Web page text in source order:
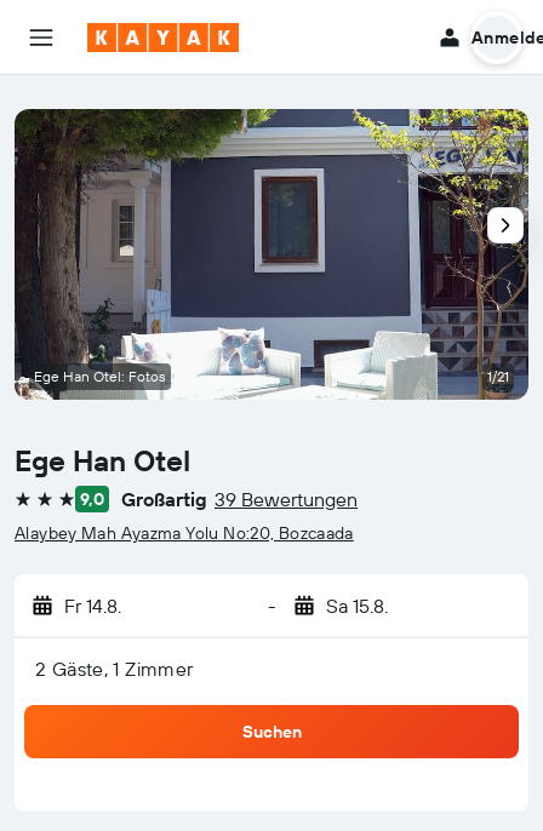
Ege Han Otel
3 Sterne9,0 Großartig 39 Bewertungen
Alaybey Mah Ayazma Yolu No:20, Bozcaada
Fr 14.8. - Sa 15.8.
2 Gäste, 1 Zimmer
Suchen
Ege Han Otel: Fotos 1/21